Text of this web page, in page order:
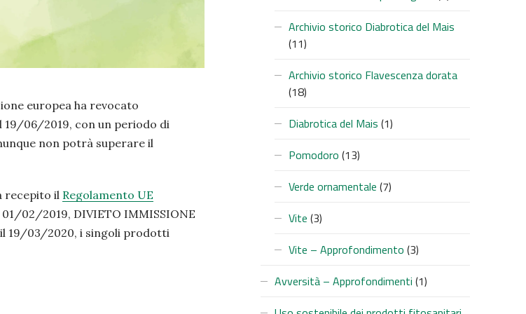
europea ha revocato
19/06/2019, con un periodo di
non potrà superare il
recepito il Regolamento UE
01/02/2019, DIVIETO IMMISSIONE
il 19/03/2020, i singoli prodotti
Archivio storico Diabrotica del Mais
(11)
Archivio storico Flavescenza dorata
(18)
Diabrotica del Mais (1)
Pomodoro (13)
Verde ornamentale (7)
Vite (3)
Vite – Approfondimento (3)
Avversità – Approfondimenti (1)